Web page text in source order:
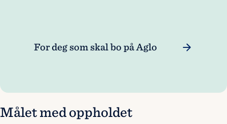
For deg som skal bo på Aglo
Målet med oppholdet